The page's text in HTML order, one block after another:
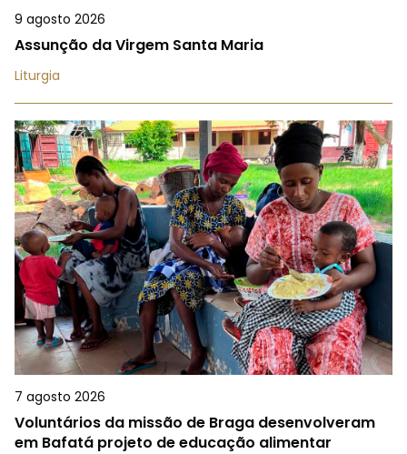
9 agosto 2026
Assunção da Virgem Santa Maria
Liturgia
7 agosto 2026
Voluntários da missão de Braga desenvolveram
em Bafatá projeto de educação alimentar